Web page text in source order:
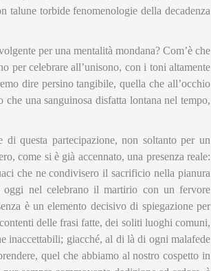
talune torbide fenomenologie della decadenza
per una mentalità mondana? Com’è che
celebrare all’unisono, con i toni altamente
dire persino tangibile, quella che all’occhio
una sanguinosa disfatta lontana nel tempo,
questa partecipazione, non soltanto per un
come si è già accennato, una presenza reale:
che ne condivisero il sacrificio nella pianura
nel celebrano il martirio con un fervore
è un elemento decisivo di spiegazione per
delle frasi fatte, dei soliti luoghi comuni,
inaccettabili; giacché, al di là di ogni malafede
quel che abbiamo al nostro cospetto in